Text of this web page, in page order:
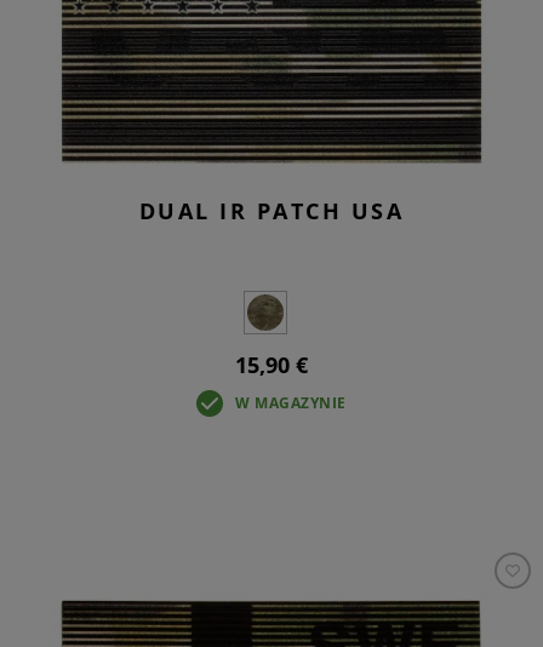
DUAL IR PATCH USA
15,90 €
W MAGAZYNIE